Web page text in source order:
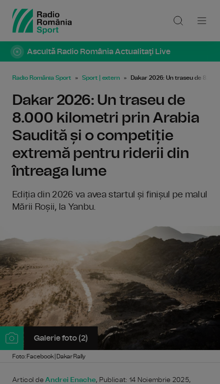
Ascultă Radio România Actualitaţi Live
Radio România Sport Sport | extern Dakar 2026: Un traseu de
Dakar 2026: Un traseu de
8.000 kilometri prin Arabia
Saudită și o competiție
extremă pentru riderii din
întreaga lume
Ediția din 2026 va avea startul și finișul pe malul
Mării Roșii, la Yanbu.
Galerie foto (2)
Foto: Facebook | Dakar Rally
Articol deAndrei Enache, Publicat: 14 Noiembrie 2025,